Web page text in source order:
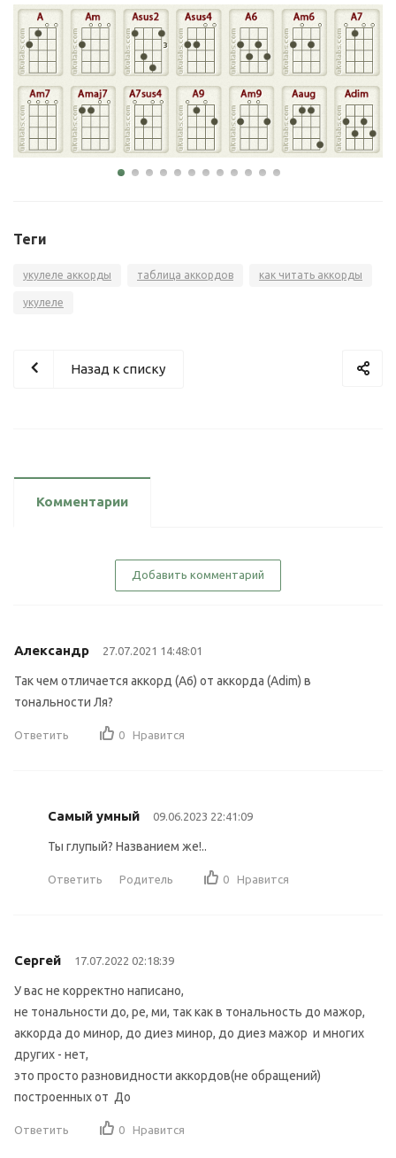
Теги
укулеле аккорды таблица аккордов как читать аккорды
укулеле
Назад к списку
Комментарии
Добавить комментарий
Александр 27.07.2021 14:48:01
Так чем отличается аккорд (A6) от аккорда (Adim) в
тональности Ля?
Ответить 0 Нравится
Самый умный 09.06.2023 22:41:09
Ты глупый? Названием же!..
Ответить Родитель 0 Нравится
Сергей 17.07.2022 02:18:39
У вас не корректно написано,
не тональности до, ре, ми, так как в тональность до мажор,
аккорда до минор, до диез минор, до диез мажор и многих
других - нет,
это просто разновидности аккордов(не обращений)
построенных от До
Ответить 0 Нравится